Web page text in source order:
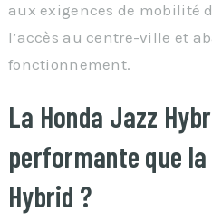
aux exigences de mobilité
l’accès au centre-ville et
fonctionnement.
La Honda Jazz
performante que
Hybrid ?